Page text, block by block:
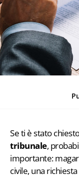
Se ti è stato
tribunale,
importante:
civile, una